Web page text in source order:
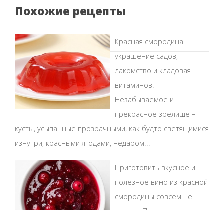
Похожие рецепты
Красная смородина –
украшение садов,
лакомство и кладовая
витаминов.
Незабываемое и
прекрасное зрелище –
кусты, усыпанные прозрачными, как будто светящимися
изнутри, красными ягодами, недаром...
Приготовить вкусное и
полезное вино из красной
смородины совсем не